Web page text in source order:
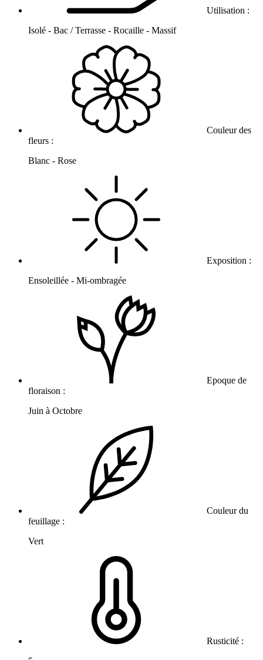
Utilisation :
Isolé - Bac / Terrasse - Rocaille - Massif
Couleur des
fleurs :
Blanc - Rose
Exposition :
Ensoleillée - Mi-ombragée
Epoque de
floraison :
Juin à Octobre
Couleur du
feuillage :
Vert
Rusticité :